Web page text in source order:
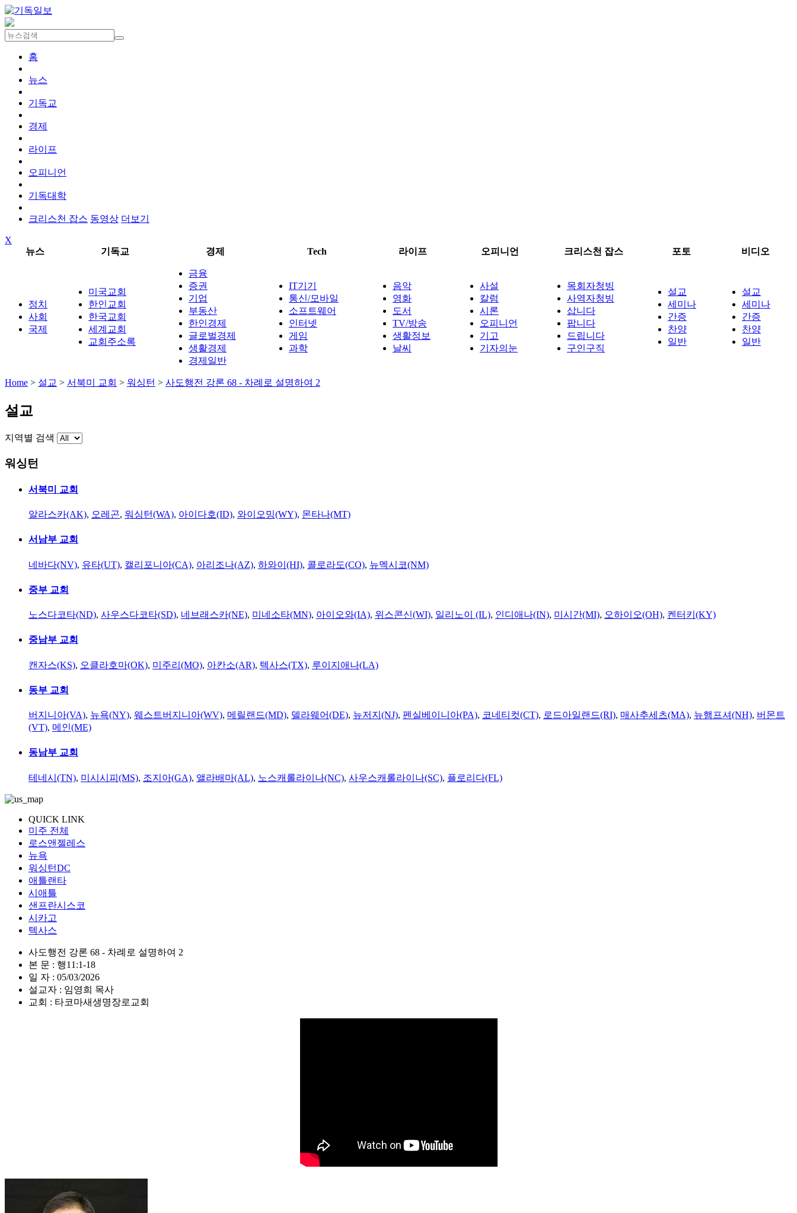
홈
뉴스
기독교
경제
라이프
오피니언
기독대학
크리스천 잡스 동영상 더보기
X
뉴스
기독교 경제 Tech 라이프 오피니언 크리스천 잡스 포토 비디오
정치
사회
국제
미국교회
한인교회
한국교회
세계교회
교회주소록
금융
증권
기업
부동산
한인경제
글로벌경제
생활경제
경제일반
IT기기
통신/모바일
소프트웨어
인터넷
게임
과학
음악
영화
도서
TV/방송
생활정보
날씨
사설
칼럼
시론
오피니언
기고
기자의눈
목회자청빙
사역자청빙
삽니다
팝니다
드립니다
구인구직
설교
세미나
간증
찬양
일반
설교
세미나
간증
찬양
일반
Home > 설교 > 서북미 교회 > 워싱턴 > 사도행전 강론 68 - 차례로 설명하여 2
설교
지역별 검색
워싱턴
서북미 교회
알라스카(AK), 오레곤, 워싱턴(WA), 아이다호(ID), 와이오밍(WY), 몬타나(MT)
서남부 교회
네바다(NV), 유타(UT), 캘리포니아(CA), 아리조나(AZ), 하와이(HI), 콜로라도(CO), 뉴멕시코(NM)
중부 교회
노스다코타(ND), 사우스다코타(SD), 네브래스카(NE), 미네소타(MN), 아이오와(IA), 위스콘신(WI), 일리노이 (IL), 인디애나(IN), 미시간(MI), 오하이오(OH), 켄터키(KY)
중남부 교회
캔자스(KS), 오클라호마(OK), 미주리(MO), 아칸소(AR), 텍사스(TX), 루이지애나(LA)
동부 교회
버지니아(VA), 뉴욕(NY), 웨스트버지니아(WV), 메릴랜드(MD), 델라웨어(DE), 뉴저지(NJ), 펜실베이니아(PA), 코네티컷(CT), 로드아일랜드(RI), 매사추세츠(MA), 뉴햄프셔(NH), 버몬트
(VT), 메인(ME)
동남부 교회
테네시(TN), 미시시피(MS), 조지아(GA), 앨라배마(AL), 노스캐롤라이나(NC), 사우스캐롤라이나(SC), 플로리다(FL)
QUICK LINK
미주 전체
로스앤젤레스
뉴욕
워싱턴DC
애틀랜타
시애틀
샌프란시스코
시카고
텍사스
사도행전 강론 68 - 차례로 설명하여 2
본 문 : 행11:1-18
일 자 : 05/03/2026
설교자 : 임영희 목사
교회 : 타코마새생명장로교회